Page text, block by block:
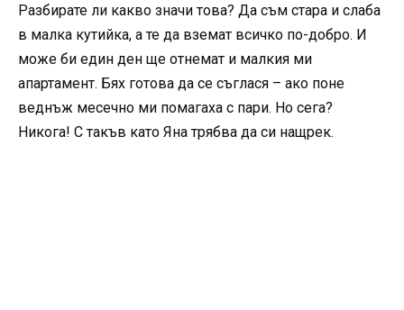
Разбирате ли какво значи това? Да съм стара и слаба
в малка кутийка, а те да вземат всичко по-добро. И
може би един ден ще отнемат и малкия ми
апартамент. Бях готова да се съглася – ако поне
веднъж месечно ми помагаха с пари. Но сега?
Никога! С такъв като Яна трябва да си нащрек.